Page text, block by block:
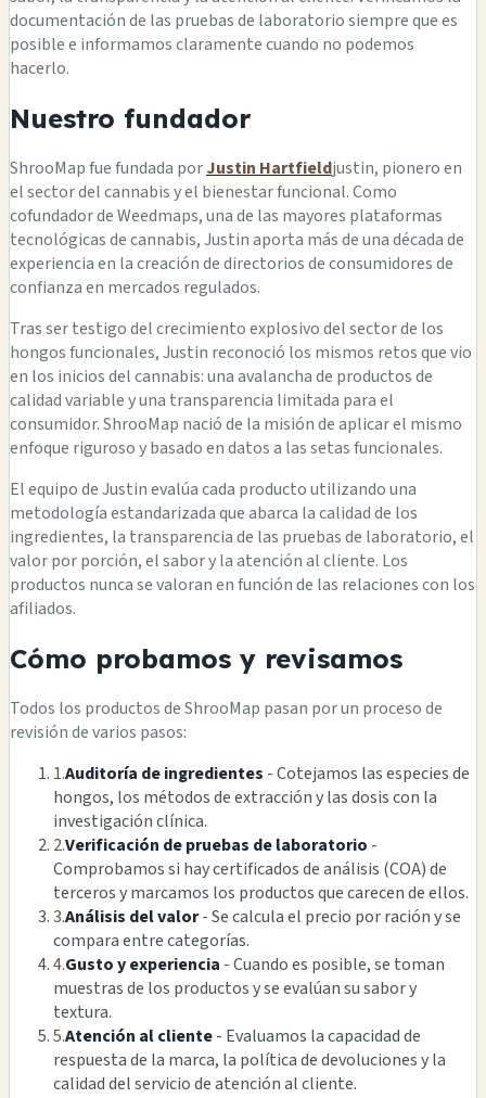
documentación de las pruebas de laboratorio siempre que es
posible e informamos claramente cuando no podemos
hacerlo.
Nuestro fundador
ShrooMap fue fundada porJustin Hartfieldjustin, pionero en
el sector del cannabis y el bienestar funcional. Como
cofundador de Weedmaps, una de las mayores plataformas
tecnológicas de cannabis, Justin aporta más de una década de
experiencia en la creación de directorios de consumidores de
confianza en mercados regulados.
Tras ser testigo del crecimiento explosivo del sector de los
hongos funcionales, Justin reconoció los mismos retos que vio
en los inicios del cannabis: una avalancha de productos de
calidad variable y una transparencia limitada para el
consumidor. ShrooMap nació de la misión de aplicar el mismo
enfoque riguroso y basado en datos a las setas funcionales.
El equipo de Justin evalúa cada producto utilizando una
metodología estandarizada que abarca la calidad de los
ingredientes, la transparencia de las pruebas de laboratorio, el
valor por porción, el sabor y la atención al cliente. Los
productos nunca se valoran en función de las relaciones con los
afiliados.
Cómo probamos y revisamos
Todos los productos de ShrooMap pasan por un proceso de
revisión de varios pasos:
1.Auditoría de ingredientes - Cotejamos las especies de
hongos, los métodos de extracción y las dosis con la
investigación clínica.
2.Verificación de pruebas de laboratorio -
Comprobamos si hay certificados de análisis (COA) de
terceros y marcamos los productos que carecen de ellos.
3.Análisis del valor- Se calcula el precio por ración y se
compara entre categorías.
4.Gusto y experiencia - Cuando es posible, se toman
muestras de los productos y se evalúan su sabor y
textura.
5.Atención al cliente- Evaluamos la capacidad de
respuesta de la marca, la política de devoluciones y la
calidad del servicio de atención al cliente.